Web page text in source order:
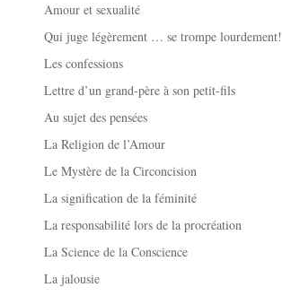
Amour et sexualité
Qui juge légèrement … se trompe lourdement!
Les confessions
Lettre d’un grand-père à son petit-fils
Au sujet des pensées
La Religion de l’Amour
Le Mystère de la Circoncision
La signification de la féminité
La responsabilité lors de la procréation
La Science de la Conscience
La jalousie